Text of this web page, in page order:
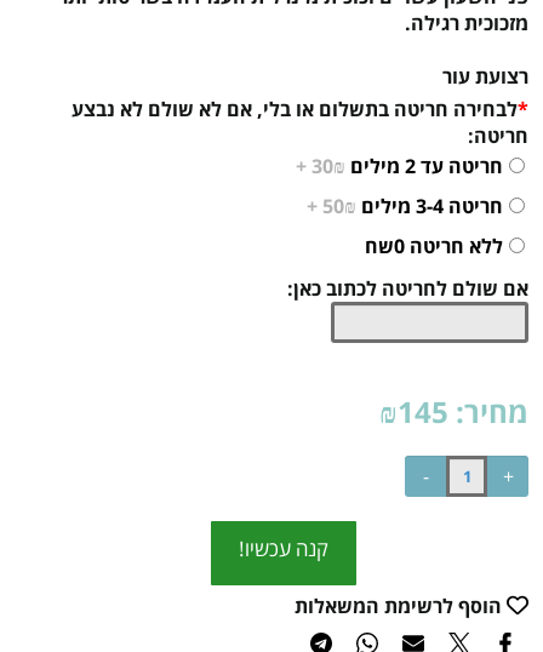
מזכוכית רגילה.
רצועת עור
*לבחירה חריטה בתשלום או בלי, אם לא שולם לא נבצע
חריטה:
חריטה עד 2 מילים
30₪ +
חריטה 3-4 מילים
50₪ +
ללא חריטה 0שח
אם שולם לחריטה לכתוב כאן:
מחיר: ₪145
קנה עכשיו!
הוסף לרשימת המשאלות